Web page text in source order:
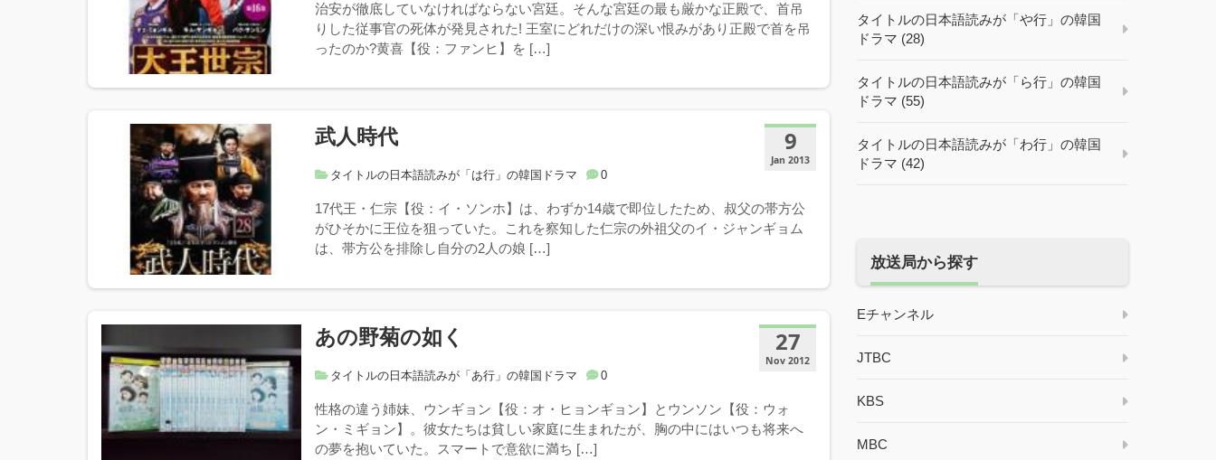
治安が徹底していなければならない宮廷。そんな宮廷の最も厳かな正殿で、首吊
りした従事官の死体が発見された! 王室にどれだけの深い恨みがあり正殿で首を吊
ったのか?黄喜【役：ファンヒ】を […]
9
Jan 2013
武人時代
タイトルの日本語読みが「は行」の韓国ドラマ 0
17代王・仁宗【役：イ・ソンホ】は、わずか14歳で即位したため、叔父の帯方公
がひそかに王位を狙っていた。これを察知した仁宗の外祖父のイ・ジャンギョム
は、帯方公を排除し自分の2人の娘 […]
27
Nov 2012
あの野菊の如く
タイトルの日本語読みが「あ行」の韓国ドラマ 0
性格の違う姉妹、ウンギョン【役：オ・ヒョンギョン】とウンソン【役：ウォ
ン・ミギョン】。彼女たちは貧しい家庭に生まれたが、胸の中にはいつも将来へ
の夢を抱いていた。スマートで意欲に満ち […]
タイトルの日本語読みが「や行」の韓国
ドラマ (28)
タイトルの日本語読みが「ら行」の韓国
ドラマ (55)
タイトルの日本語読みが「わ行」の韓国
ドラマ (42)
放送局から探す
Eチャンネル
JTBC
KBS
MBC